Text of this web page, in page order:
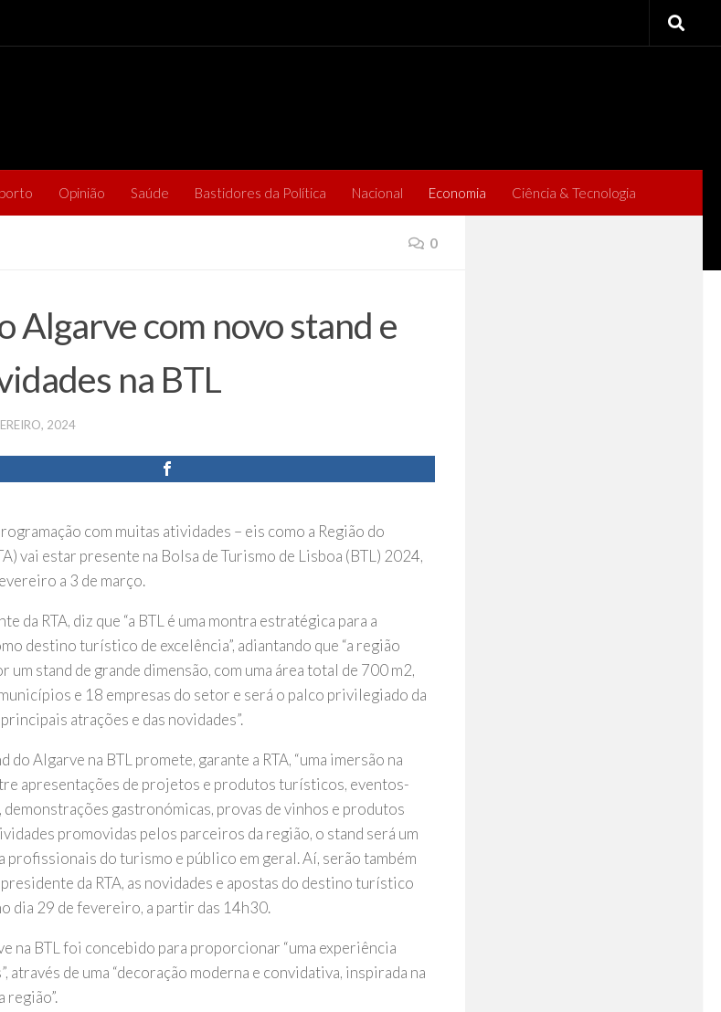
Opinião Saúde Bastidores da Política Nacional Economia Ciência & Tecnologia
0
Algarve com novo stand e
na BTL
2024
com muitas atividades – eis como a Região do
vai estar presente na Bolsa de Turismo de Lisboa (BTL) 2024,
a 3 de março.
da RTA, diz que “a BTL é uma montra estratégica para a
destino turístico de excelência”, adiantando que “a região
um stand de grande dimensão, com uma área total de 700 m2,
e 18 empresas do setor e será o palco privilegiado da
atrações e das novidades”.
do Algarve na BTL promete, garante a RTA, “uma imersão na
apresentações de projetos e produtos turísticos, eventos-
gastronómicas, provas de vinhos e produtos
promovidas pelos parceiros da região, o stand será um
profissionais do turismo e público em geral. Aí, serão também
da RTA, as novidades e apostas do destino turístico
dia 29 de fevereiro, a partir das 14h30.
na BTL foi concebido para proporcionar “uma experiência
através de uma “decoração moderna e convidativa, inspirada na
região”.